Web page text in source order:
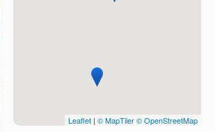
Leaflet | © MapTiler© OpenStreetMap